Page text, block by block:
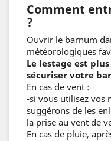
Comment
?
Ouvrir le barnum
météorologiques
Le lestage est
sécuriser votre
En cas de vent :
-si vous utilisez vos
suggérons de les
la prise au vent de
En cas de pluie,